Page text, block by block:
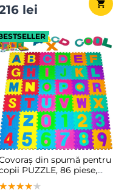
lei
din spumă pentru
PUZZLE, 86 piese,
multicolor
★★★★★
★★★★★
★★★★★